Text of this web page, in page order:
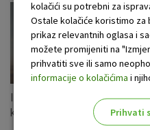
Iskoristite ponudu
kamatnom stopom za cijeli
kolačići su potrebni za
Ostale kolačiće koristimo
prikaz relevantnih oglasa i
možete promijeniti na
prihvatiti sve ili samo
informacije o kolačićima i
Prihvati